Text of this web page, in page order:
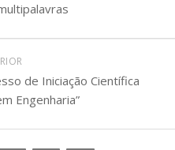
de Iniciação Científica
Engenharia”